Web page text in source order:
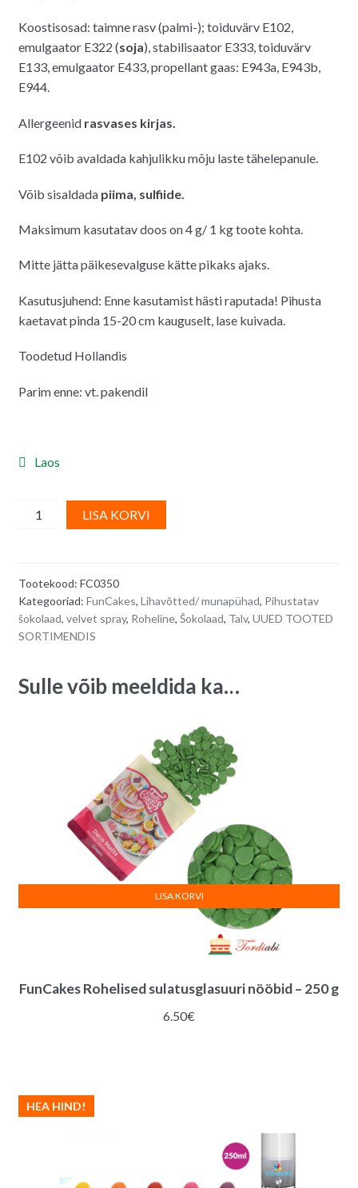
Koostisosad: taimne rasv (palmi-); toiduvärv E102,
emulgaator E322 (soja), stabilisaator E333, toiduvärv
E133, emulgaator E433, propellant gaas: E943a, E943b,
E944.
Allergeenid rasvases kirjas.
E102 võib avaldada kahjulikku mõju laste tähelepanule.
Võib sisaldada piima, sulfiide.
Maksimum kasutatav doos on 4 g/ 1 kg toote kohta.
Mitte jätta päikesevalguse kätte pikaks ajaks.
Kasutusjuhend: Enne kasutamist hästi raputada! Pihusta
kaetavat pinda 15-20 cm kauguselt, lase kuivada.
Toodetud Hollandis
Parim enne: vt. pakendil
Laos
FunCakes
-
100
ml
LISA KORVI
n
v
Tootekood: FC0350
Kategooriad: FunCakes, Lihavõtted/ munapühad, Pihustatav
šokolaad, velvet spray, Roheline, Šokolaad, Talv, UUED TOOTED
SORTIMENDIS
Sulle võib meeldida ka…
FunCakes Rohelised sulatusglasuuri nööbid – 250 g
6.50€
LISA KORVI
HEA HIND!